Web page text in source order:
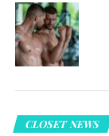
CLOSET NEWS